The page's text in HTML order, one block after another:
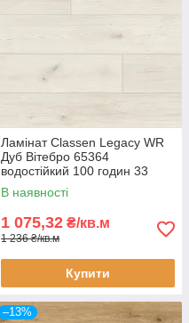
Ламінат Classen Legacy WR
Дуб Вітебро 65364
водостійкий 100 годин 33
клас AC5 10 мм з фаскою
В наявності
1 075,32 ₴/кв.м
1 236 ₴/кв.м
Купити
–13%